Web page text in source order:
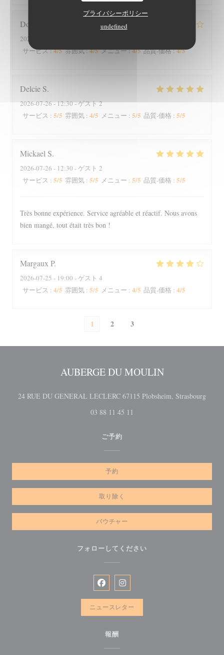
プライバシーポリシー
undefined
Dominique
2026-07-26
サービス:4/5 雰囲気:4/5 メニュー:4/5 品質-価格:4/5
Delcie S
2026-07-26- 12:30 - ゲスト 2
サービス : 5/5 雰囲気 : 4/5 メニュー : 5/5 品質-価格 : 5/5
Mickael S
2026-07-26 - 12:30 - ゲスト 2
サービス : 5/5 雰囲気 : 5/5 メニュー : 5/5 品質-価格 : 5/5
Très bonne expérience. Service agréable et réactif. Nous avons
bien mangé, tout était très bon !
Margaux P
2026-07-25 - 19:00 - ゲスト 4
サービス : 4/5 雰囲気 : 5/5 メニュー : 4/5 品質-価格 : 4/5
1 2 3
AUBERGE DU MOULIN
24 RUE DU GENERAL LECLERC 67115 Plobsheim, Strasbourg((新
03 88 11 45 11
ご予約
予約
取り除く
バウチャー
フォローしてください
Facebook ((新しいウィンドウで開
Instagram ((新しいウィンド
ニュースレター
報酬